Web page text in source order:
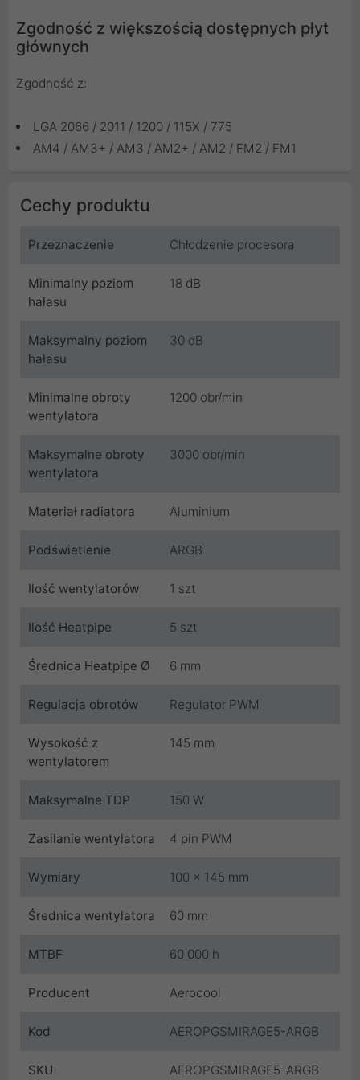
Zgodność z większością dostępnych płyt
głównych
Zgodność z:
LGA 2066 / 2011 / 1200 / 115X / 775
AM4 / AM3+ / AM3 / AM2+ / AM2 / FM2 / FM1
Cechy produktu
Przeznaczenie Chłodzenie procesora
Minimalny poziom
hałasu
18 dB
Maksymalny poziom
hałasu
30 dB
Minimalne obroty
wentylatora
1200 obr/min
Maksymalne obroty
wentylatora
3000 obr/min
Materiał radiatora Aluminium
Podświetlenie ARGB
Ilość wentylatorów 1 szt
Ilość Heatpipe 5 szt
Średnica Heatpipe Ø 6 mm
Regulacja obrotów Regulator PWM
Wysokość z
wentylatorem
145 mm
Maksymalne TDP 150 W
Zasilanie wentylatora 4 pin PWM
Wymiary 100 x 145 mm
Średnica wentylatora 60 mm
MTBF 60 000 h
Producent Aerocool
Kod AEROPGSMIRAGE5-ARGB
SKU AEROPGSMIRAGE5-ARGB